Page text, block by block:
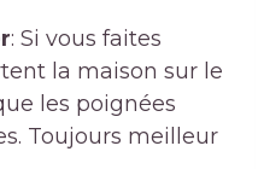
: Si vous faites
la maison sur le
les poignées
Toujours meilleur